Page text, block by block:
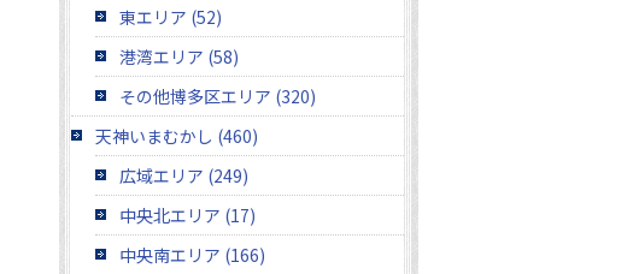
東エリア (52)
港湾エリア (58)
その他博多区エリア (320)
天神いまむかし (460)
広域エリア (249)
中央北エリア (17)
中央南エリア (166)